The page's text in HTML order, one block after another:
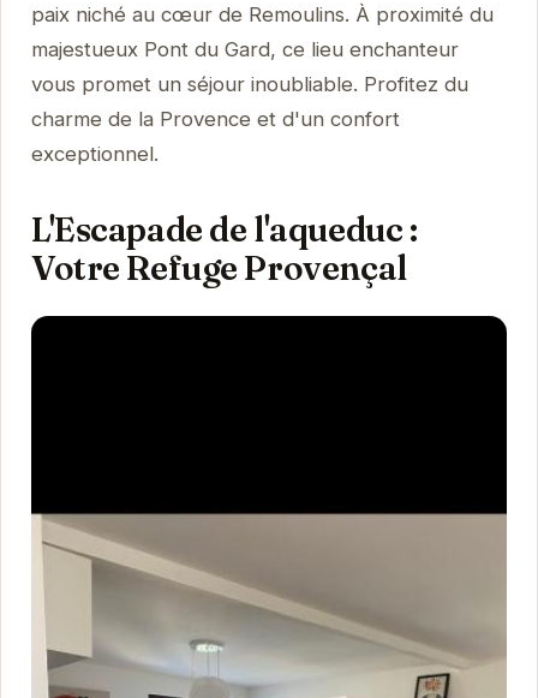
paix niché au cœur de Remoulins. À proximité du
majestueux Pont du Gard, ce lieu enchanteur
vous promet un séjour inoubliable. Profitez du
charme de la Provence et d'un confort
exceptionnel.
L'Escapade de l'aqueduc :
Votre Refuge Provençal